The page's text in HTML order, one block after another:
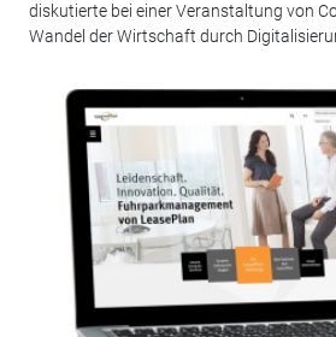
diskutierte bei einer Veranstaltung von
Wandel der Wirtschaft durch